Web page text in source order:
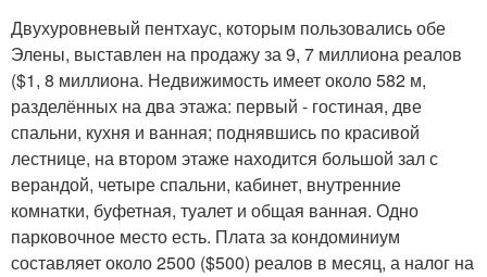
Двухуровневый пентхаус, которым пользовались обе
Элены, выставлен на продажу за 9, 7 миллиона реалов
($1, 8 миллиона. Недвижимость имеет около 582 м,
разделённых на два этажа: первый - гостиная, две
спальни, кухня и ванная; поднявшись по красивой
лестнице, на втором этаже находится большой зал с
верандой, четыре спальни, кабинет, внутренние
комнатки, буфетная, туалет и общая ванная. Одно
парковочное место есть. Плата за кондоминиум
составляет около 2500 ($500) реалов в месяц, а налог на